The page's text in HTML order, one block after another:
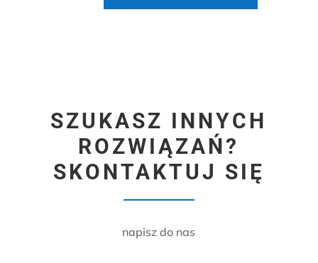
SZUKASZ INNYCH
ROZWIĄZAŃ?
SKONTAKTUJ SIĘ
napisz do nas